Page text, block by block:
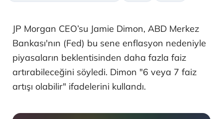
JP Morgan CEO’su Jamie Dimon, ABD Merkez
Bankası'nın (Fed) bu sene enflasyon nedeniyle
piyasaların beklentisinden daha fazla faiz
artırabileceğini söyledi. Dimon "6 veya 7 faiz
artışı olabilir" ifadelerini kullandı.